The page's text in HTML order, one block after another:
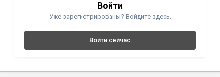
Войти
Уже зарегистрированы? Войдите здесь.
Войти сейчас